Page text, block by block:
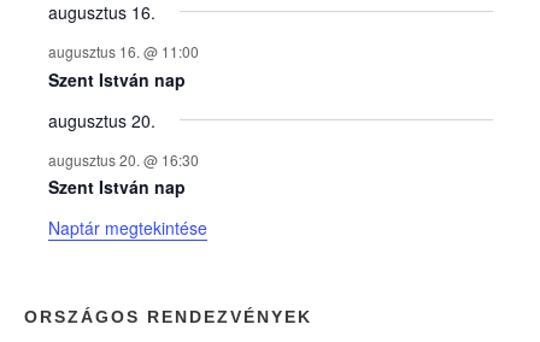
y
e
k
n
a
p
augusztus 16.
augusztus 16. @ 11:00
Szent István nap
augusztus 20.
augusztus 20. @ 16:30
Szent István nap
Naptár megtekintése
ORSZÁGOS RENDEZVÉNYEK